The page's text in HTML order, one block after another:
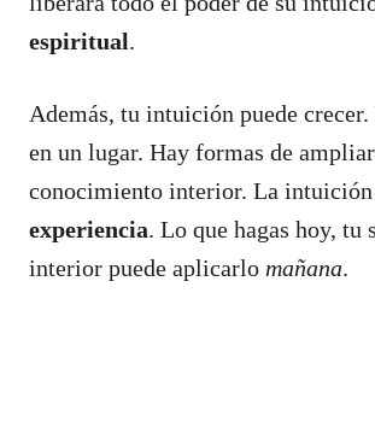
espiritual.
Además, tu intuición puede
en un lugar. Hay formas de
conocimiento interior. La intuición
experiencia. Lo que hagas hoy, tu
interior puede aplicarlo mañana.